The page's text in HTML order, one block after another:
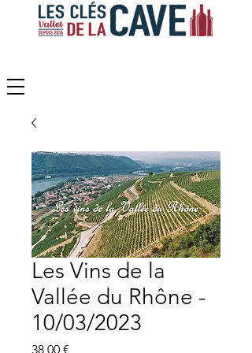
Les Vins de la
Vallée du Rhône -
10/03/2023
38,00 €